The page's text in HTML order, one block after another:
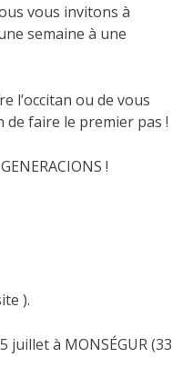
vous invitons à
semaine à une
l’occitan ou de vous
de faire le premier pas !
!
).
juillet à MONSÉGUR (33